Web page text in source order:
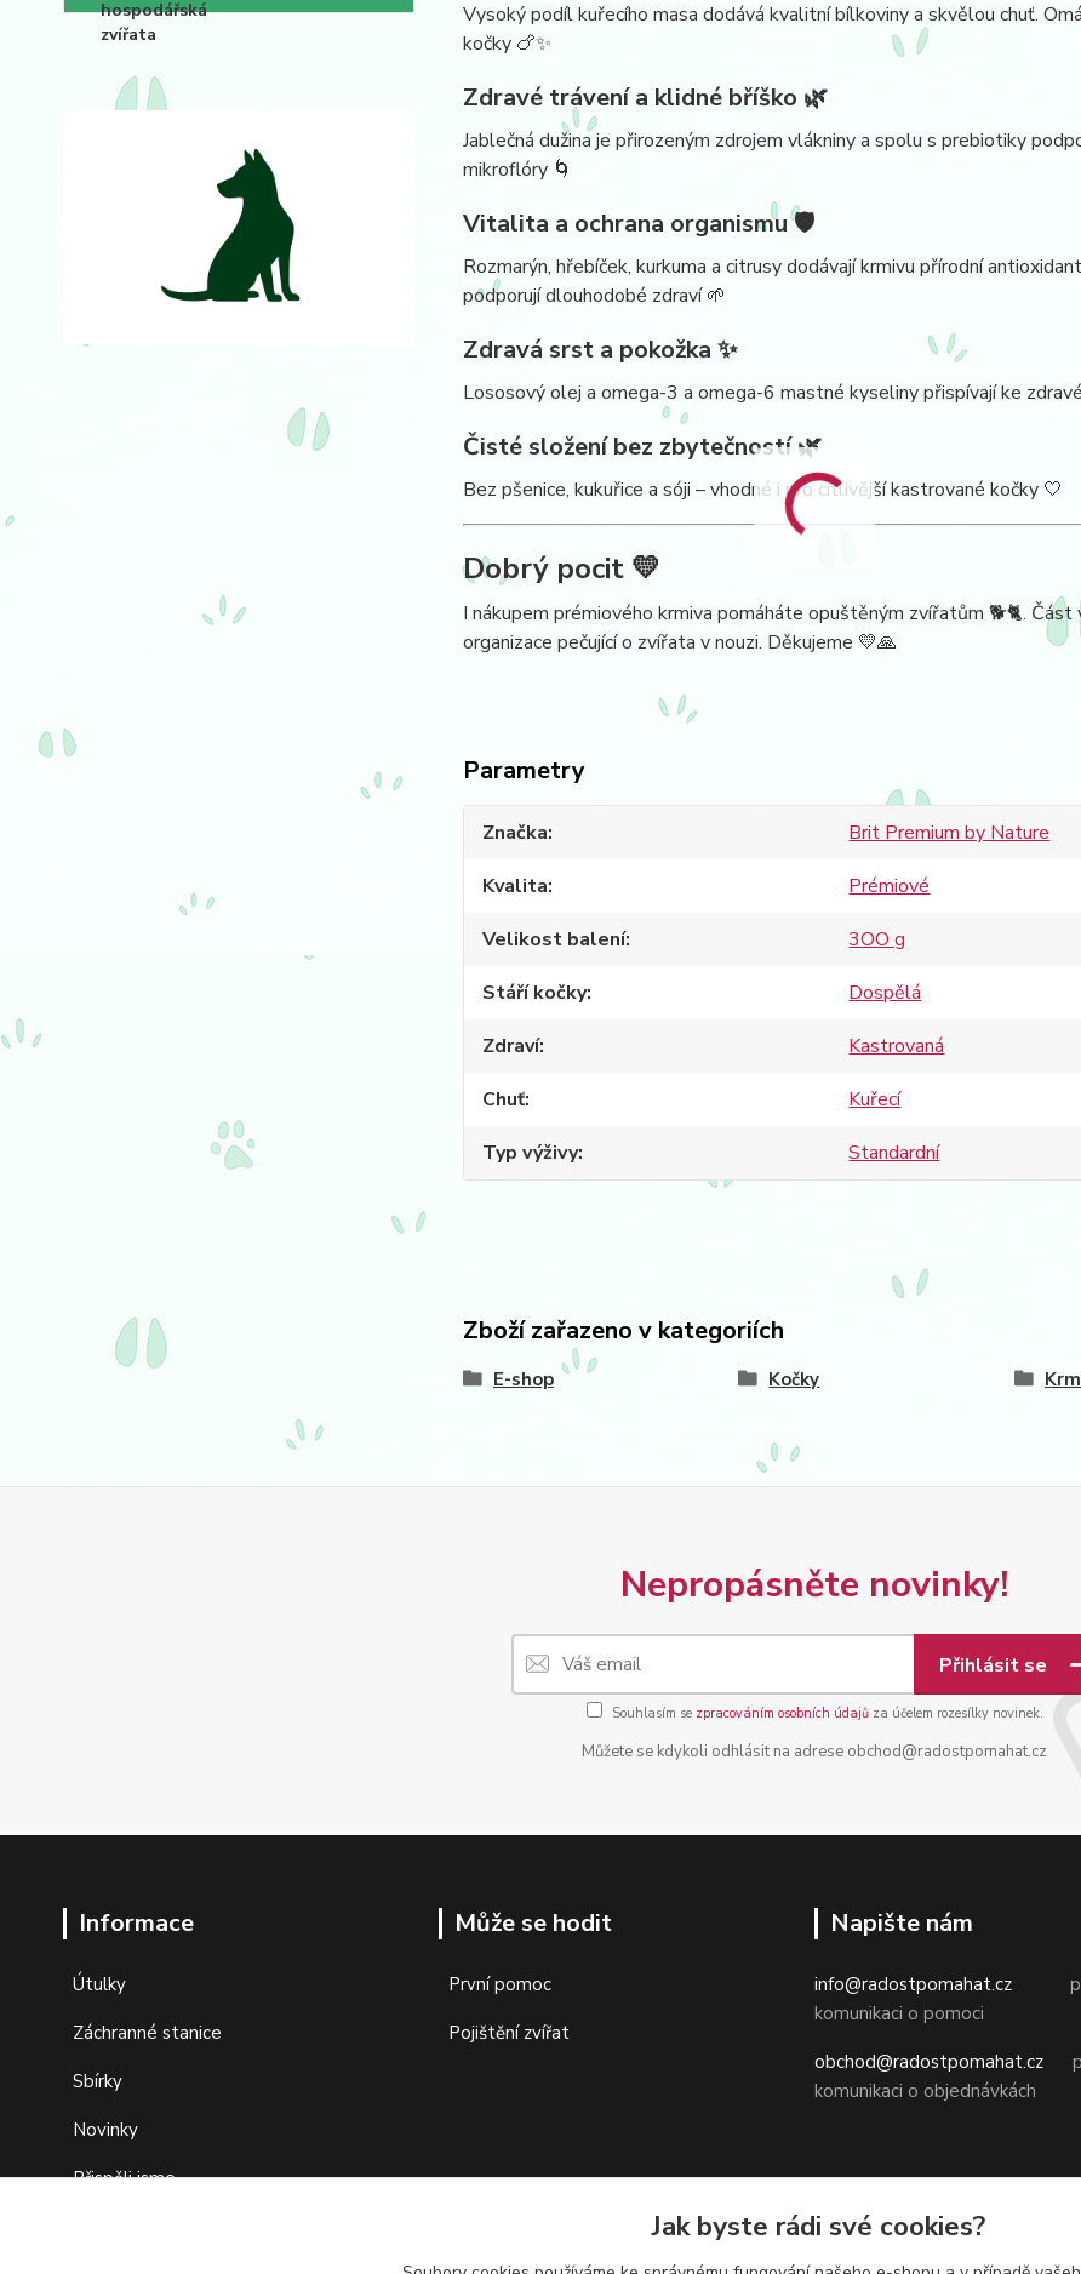
Vysoký podíl kuřecího masa dodává kvalitní bílkoviny a skvělou chuť.
kočky 🍗✨
Zdravé trávení a klidné bříško 🌿
Jablečná dužina je přirozeným zdrojem vlákniny a spolu s prebiotiky
mikroflóry 🌀
Vitalita a ochrana organismu 🛡️
Rozmarýn, hřebíček, kurkuma a citrusy dodávají krmivu přírodní
podporují dlouhodobé zdraví 🌱
Zdravá srst a pokožka ✨
Lososový olej a omega-3 a omega-6 mastné kyseliny přispívají ke
Čisté složení bez zbytečností 🌿
Bez pšenice, kukuřice a sóji – vhodné i pro citlivější kastrované kočky 🤍
Dobrý pocit 💛
I nákupem prémiového krmiva pomáháte opuštěným zvířatům 🐕🐈.
organizace pečující o zvířata v nouzi. Děkujeme 💛🙏
Parametry
Značka
Brit Premium by Nature
Kvalita
Prémiové
Velikost balení
3OO g
Stáří kočky
Dospělá
Zdraví
Kastrovaná
Chuť
Kuřecí
Typ výživy
Standardní
Zboží zařazeno v kategoriích
E-shop Kočky
Nepropásněte novinky!
Přihlásit se
Souhlasím se zpracováním osobních údajůza účelem rozesílky novinek.
Můžete se kdykoli odhlásit na adrese obchod@radostpomahat.cz
Informace
Útulky
Záchranné stanice
Sbírky
Novinky
Přispěli jsme
Může se hodit
První pomoc
Pojištění zvířat
Napište nám
info@radostpomahat.cz
komunikaci o pomoci
obchod@radostpomahat.cz
komunikaci o objednávkách
Ochrana osobních údajů
Jak byste rádi své cookies?